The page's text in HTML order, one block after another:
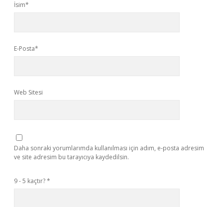
İsim*
E-Posta*
Web Sitesi
Daha sonraki yorumlarımda kullanılması için adım, e-posta adresim
ve site adresim bu tarayıcıya kaydedilsin.
9 - 5 kaçtır?*